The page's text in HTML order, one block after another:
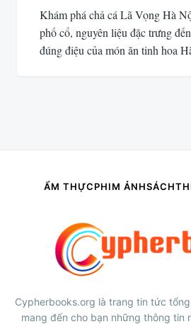
Khám phá chả cá Lã Vọng Hà
phố cổ, nguyên liệu đặc trưng
đúng điệu của món ăn tinh hoa
ẨM THỰCPHIM ẢNHSÁCH
Cypherbooks.org là trang tin tức
mang đến cho bạn những thông tin